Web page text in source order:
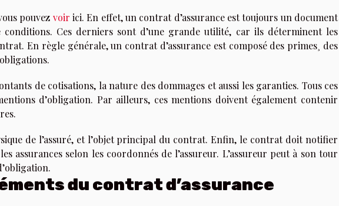
pouvez voir ici. En effet, un contrat d’assurance est toujours un document
conditions. Ces derniers sont d’une grande utilité, car ils déterminent les
En règle générale, un contrat d’assurance est composé des primes¸ des
de cotisations, la nature des dommages et aussi les garanties. Tous ces
d’obligation. Par ailleurs, ces mentions doivent également contenir
de l’assuré, et l’objet principal du contrat. Enfin, le contrat doit notifier
assurances selon les coordonnés de l’assureur. L’assureur peut à son tour
du contrat d’assurance